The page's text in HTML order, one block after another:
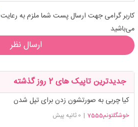
کاربر گرامی جهت ارسال پست شما ملزم به رعایت
می‌باشید
ارسال نظر
جدیدترین تاپیک های 2 روز گذشته
کیا چربی به صورتشون زدن برای تپل شدن
خوشگلتونم7555 | 0 ثانیه پیش